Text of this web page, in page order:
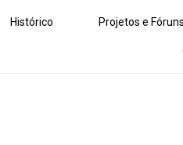
Histórico Projetos e Fóruns